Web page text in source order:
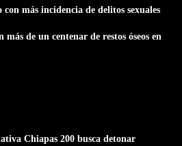
más incidencia de delitos sexuales
de un centenar de restos óseos en
Chiapas 200 busca detonar